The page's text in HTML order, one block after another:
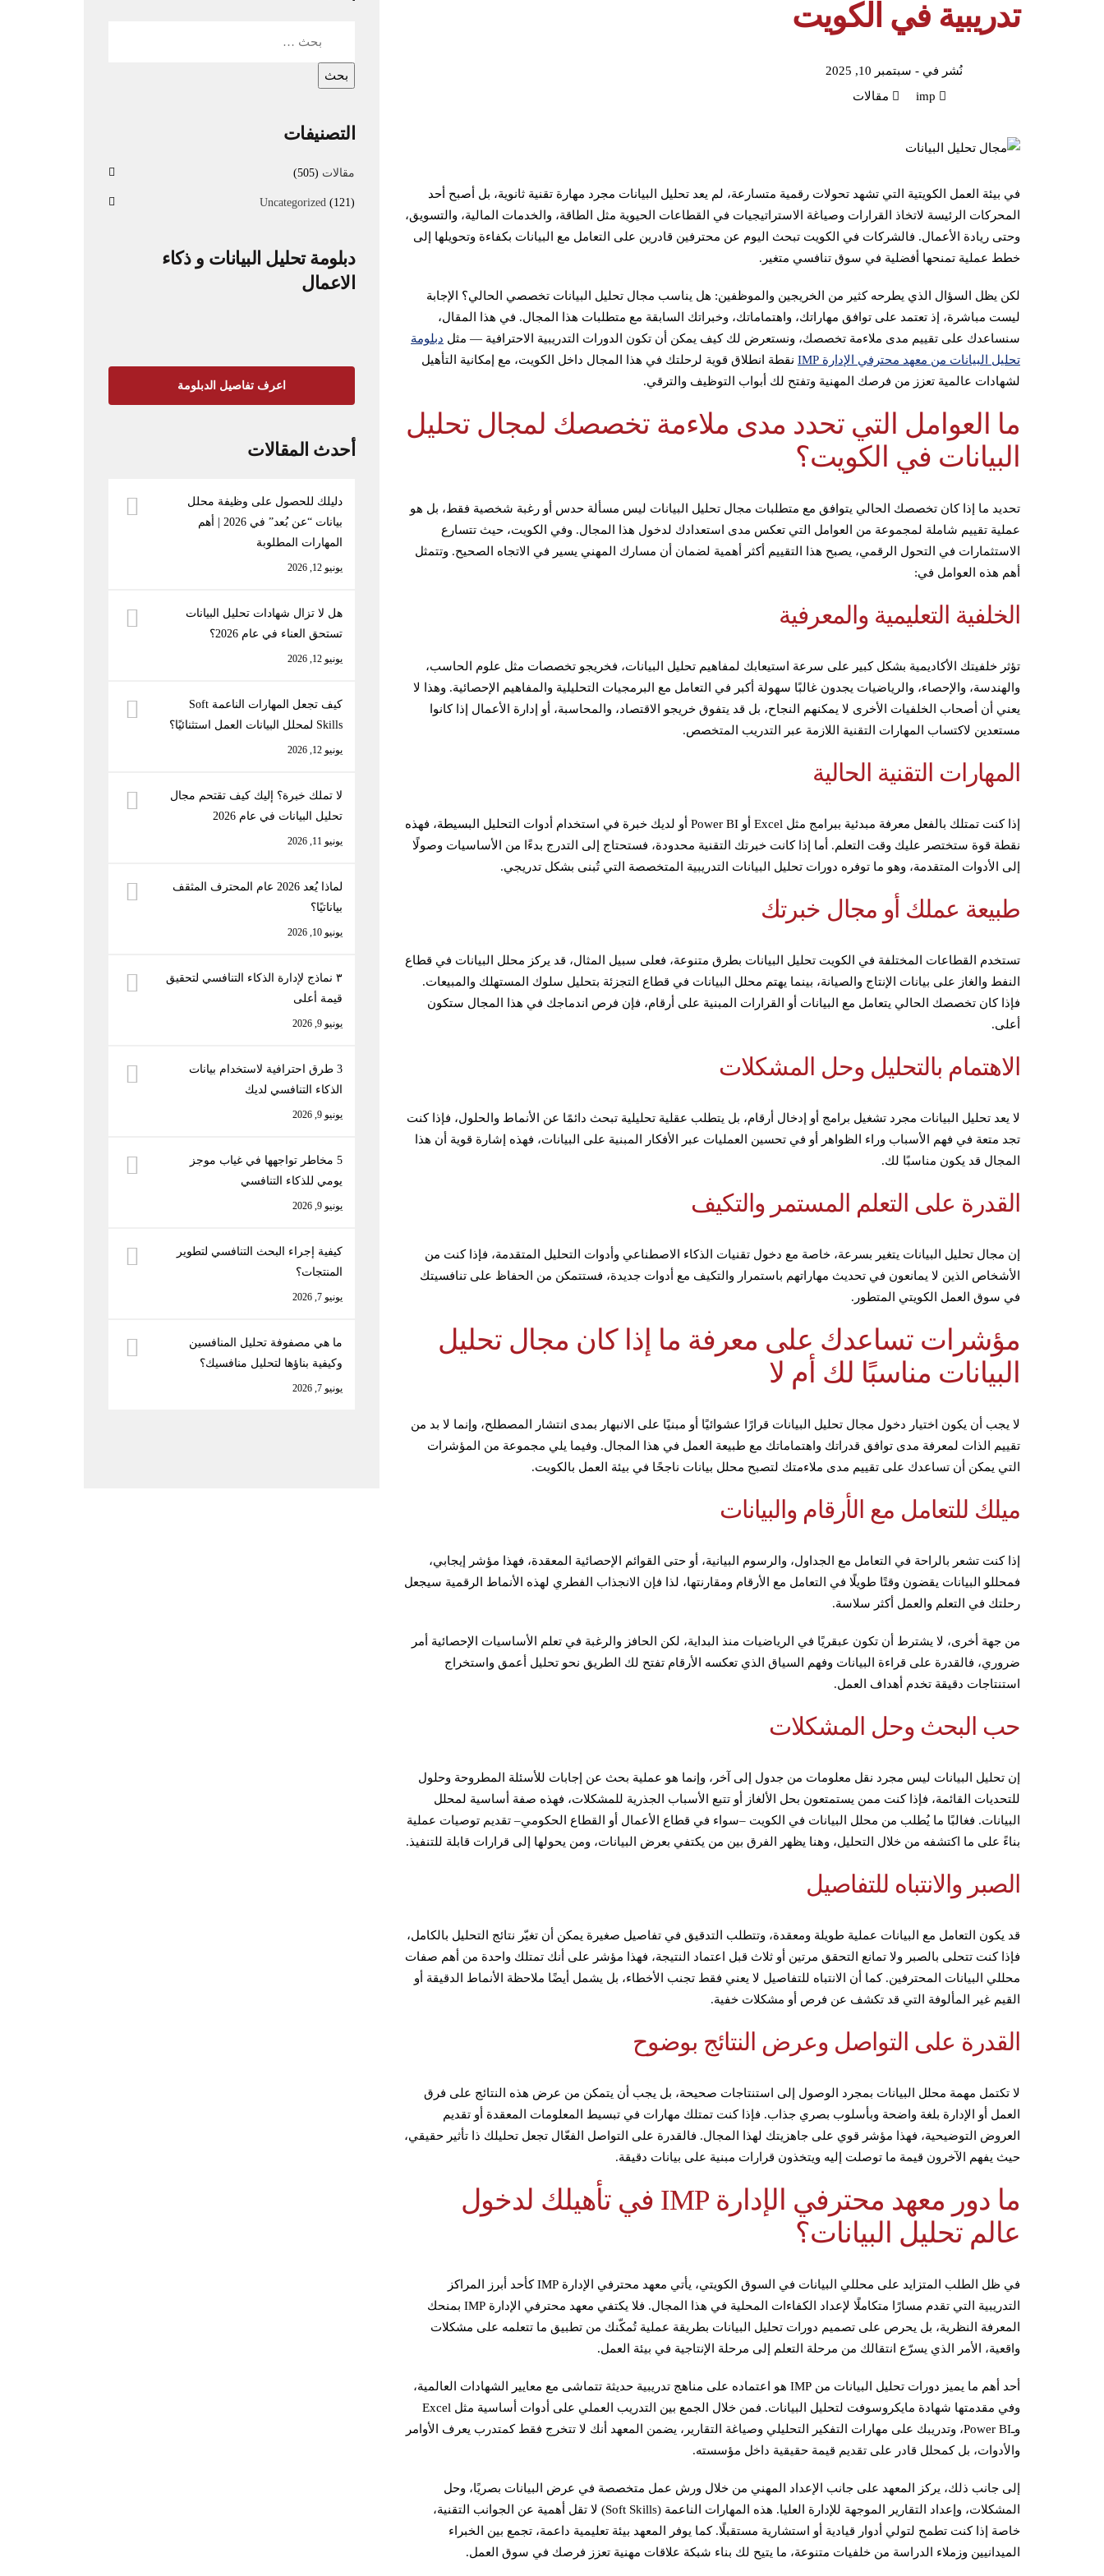
تدريبية في الكويت
نُشر في - سبتمبر 10, 2025
imp
مقالات
في بيئة العمل الكويتية التي تشهد تحولات رقمية متسارعة، لم يعد تحليل البيانات مجرد مهارة تقنية ثانوية، بل أصبح أحد
المحركات الرئيسة لاتخاذ القرارات وصياغة الاستراتيجيات في القطاعات الحيوية مثل الطاقة، والخدمات المالية، والتسويق،
وحتى ريادة الأعمال. فالشركات في الكويت تبحث اليوم عن محترفين قادرين على التعامل مع البيانات بكفاءة وتحويلها إلى
خطط عملية تمنحها أفضلية في سوق تنافسي متغير.
لكن يظل السؤال الذي يطرحه كثير من الخريجين والموظفين: هل يناسب مجال تحليل البيانات تخصصي الحالي؟ الإجابة
ليست مباشرة، إذ تعتمد على توافق مهاراتك، واهتماماتك، وخبراتك السابقة مع متطلبات هذا المجال. في هذا المقال،
سنساعدك على تقييم مدى ملاءمة تخصصك، ونستعرض لك كيف يمكن أن تكون الدورات التدريبية الاحترافية — مثل دبلومة
تحليل البيانات من معهد محترفي الإدارة IMP
نقطة انطلاق قوية لرحلتك في هذا المجال داخل الكويت، مع إمكانية التأهيل
لشهادات عالمية تعزز من فرصك المهنية وتفتح لك أبواب التوظيف والترقي.
ما العوامل التي تحدد مدى ملاءمة تخصصك لمجال تحليل
البيانات في الكويت؟
تحديد ما إذا كان تخصصك الحالي يتوافق مع متطلبات مجال تحليل البيانات ليس مسألة حدس أو رغبة شخصية فقط، بل هو
عملية تقييم شاملة لمجموعة من العوامل التي تعكس مدى استعدادك لدخول هذا المجال. وفي الكويت، حيث تتسارع
الاستثمارات في التحول الرقمي، يصبح هذا التقييم أكثر أهمية لضمان أن مسارك المهني يسير في الاتجاه الصحيح. وتتمثل
أهم هذه العوامل في:
الخلفية التعليمية والمعرفية
تؤثر خلفيتك الأكاديمية بشكل كبير على سرعة استيعابك لمفاهيم تحليل البيانات، فخريجو تخصصات مثل علوم الحاسب،
والهندسة، والإحصاء، والرياضيات يجدون غالبًا سهولة أكبر في التعامل مع البرمجيات التحليلية والمفاهيم الإحصائية. وهذا لا
يعني أن أصحاب الخلفيات الأخرى لا يمكنهم النجاح، بل قد يتفوق خريجو الاقتصاد، والمحاسبة، أو إدارة الأعمال إذا كانوا
مستعدين لاكتساب المهارات التقنية اللازمة عبر التدريب المتخصص.
المهارات التقنية الحالية
إذا كنت تمتلك بالفعل معرفة مبدئية ببرامج مثل Excel أو Power BI أو لديك خبرة في استخدام أدوات التحليل البسيطة، فهذه
نقطة قوة ستختصر عليك وقت التعلم. أما إذا كانت خبرتك التقنية محدودة، فستحتاج إلى التدرج بدءًا من الأساسيات وصولًا
إلى الأدوات المتقدمة، وهو ما توفره دورات تحليل البيانات التدريبية المتخصصة التي تُبنى بشكل تدريجي.
طبيعة عملك أو مجال خبرتك
تستخدم القطاعات المختلفة في الكويت تحليل البيانات بطرق متنوعة، فعلى سبيل المثال، قد يركز محلل البيانات في قطاع
النفط والغاز على بيانات الإنتاج والصيانة، بينما يهتم محلل البيانات في قطاع التجزئة بتحليل سلوك المستهلك والمبيعات.
فإذا كان تخصصك الحالي يتعامل مع البيانات أو القرارات المبنية على أرقام، فإن فرص اندماجك في هذا المجال ستكون
أعلى.
الاهتمام بالتحليل وحل المشكلات
لا يعد تحليل البيانات مجرد تشغيل برامج أو إدخال أرقام، بل يتطلب عقلية تحليلية تبحث دائمًا عن الأنماط والحلول، فإذا كنت
تجد متعة في فهم الأسباب وراء الظواهر أو في تحسين العمليات عبر الأفكار المبنية على البيانات، فهذه إشارة قوية أن هذا
المجال قد يكون مناسبًا لك.
القدرة على التعلم المستمر والتكيف
إن مجال تحليل البيانات يتغير بسرعة، خاصة مع دخول تقنيات الذكاء الاصطناعي وأدوات التحليل المتقدمة، فإذا كنت من
الأشخاص الذين لا يمانعون في تحديث مهاراتهم باستمرار والتكيف مع أدوات جديدة، فستتمكن من الحفاظ على تنافسيتك
في سوق العمل الكويتي المتطور.
مؤشرات تساعدك على معرفة ما إذا كان مجال تحليل
البيانات مناسبًا لك أم لا
لا يجب أن يكون اختيار دخول مجال تحليل البيانات قرارًا عشوائيًا أو مبنيًا على الانبهار بمدى انتشار المصطلح، وإنما لا بد من
تقييم الذات لمعرفة مدى توافق قدراتك واهتماماتك مع طبيعة العمل في هذا المجال. وفيما يلي مجموعة من المؤشرات
التي يمكن أن تساعدك على تقييم مدى ملاءمتك لتصبح محلل بيانات ناجحًا في بيئة العمل بالكويت.
ميلك للتعامل مع الأرقام والبيانات
إذا كنت تشعر بالراحة في التعامل مع الجداول، والرسوم البيانية، أو حتى القوائم الإحصائية المعقدة، فهذا مؤشر إيجابي،
فمحللو البيانات يقضون وقتًا طويلًا في التعامل مع الأرقام ومقارنتها، لذا فإن الانجذاب الفطري لهذه الأنماط الرقمية سيجعل
رحلتك في التعلم والعمل أكثر سلاسة.
من جهة أخرى، لا يشترط أن تكون عبقريًا في الرياضيات منذ البداية، لكن الحافز والرغبة في تعلم الأساسيات الإحصائية أمر
ضروري، فالقدرة على قراءة البيانات وفهم السياق الذي تعكسه الأرقام تفتح لك الطريق نحو تحليل أعمق واستخراج
استنتاجات دقيقة تخدم أهداف العمل.
حب البحث وحل المشكلات
إن تحليل البيانات ليس مجرد نقل معلومات من جدول إلى آخر، وإنما هو عملية بحث عن إجابات للأسئلة المطروحة وحلول
للتحديات القائمة، فإذا كنت ممن يستمتعون بحل الألغاز أو تتبع الأسباب الجذرية للمشكلات، فهذه صفة أساسية لمحلل
البيانات. فغالبًا ما يُطلب من محلل البيانات في الكويت –سواء في قطاع الأعمال أو القطاع الحكومي– تقديم توصيات عملية
بناءً على ما اكتشفه من خلال التحليل، وهنا يظهر الفرق بين من يكتفي بعرض البيانات، ومن يحولها إلى قرارات قابلة للتنفيذ.
الصبر والانتباه للتفاصيل
قد يكون التعامل مع البيانات عملية طويلة ومعقدة، وتتطلب التدقيق في تفاصيل صغيرة يمكن أن تغيّر نتائج التحليل بالكامل،
فإذا كنت تتحلى بالصبر ولا تمانع التحقق مرتين أو ثلاث قبل اعتماد النتيجة، فهذا مؤشر على أنك تمتلك واحدة من أهم صفات
محللي البيانات المحترفين. كما أن الانتباه للتفاصيل لا يعني فقط تجنب الأخطاء، بل يشمل أيضًا ملاحظة الأنماط الدقيقة أو
القيم غير المألوفة التي قد تكشف عن فرص أو مشكلات خفية.
القدرة على التواصل وعرض النتائج بوضوح
لا تكتمل مهمة محلل البيانات بمجرد الوصول إلى استنتاجات صحيحة، بل يجب أن يتمكن من عرض هذه النتائج على فرق
العمل أو الإدارة بلغة واضحة وبأسلوب بصري جذاب. فإذا كنت تمتلك مهارات في تبسيط المعلومات المعقدة أو تقديم
العروض التوضيحية، فهذا مؤشر قوي على جاهزيتك لهذا المجال. فالقدرة على التواصل الفعّال تجعل تحليلك ذا تأثير حقيقي،
حيث يفهم الآخرون قيمة ما توصلت إليه ويتخذون قرارات مبنية على بيانات دقيقة.
ما دور معهد محترفي الإدارة IMP في تأهيلك لدخول
عالم تحليل البيانات؟
في ظل الطلب المتزايد على محللي البيانات في السوق الكويتي، يأتي معهد محترفي الإدارة IMP كأحد أبرز المراكز
التدريبية التي تقدم مسارًا متكاملًا لإعداد الكفاءات المحلية في هذا المجال. فلا يكتفي معهد محترفي الإدارة IMP بمنحك
المعرفة النظرية، بل يحرص على تصميم دورات تحليل البيانات بطريقة عملية تُمكّنك من تطبيق ما تتعلمه على مشكلات
واقعية، الأمر الذي يسرّع انتقالك من مرحلة التعلم إلى مرحلة الإنتاجية في بيئة العمل.
أحد أهم ما يميز دورات تحليل البيانات من IMP هو اعتماده على مناهج تدريبية حديثة تتماشى مع معايير الشهادات العالمية،
وفي مقدمتها شهادة مايكروسوفت لتحليل البيانات. فمن خلال الجمع بين التدريب العملي على أدوات أساسية مثل Excel
وـPower BI، وتدريبك على مهارات التفكير التحليلي وصياغة التقارير، يضمن المعهد أنك لا تتخرج فقط كمتدرب يعرف الأوامر
والأدوات، بل كمحلل قادر على تقديم قيمة حقيقية داخل مؤسسته.
إلى جانب ذلك، يركز المعهد على جانب الإعداد المهني من خلال ورش عمل متخصصة في عرض البيانات بصريًا، وحل
المشكلات، وإعداد التقارير الموجهة للإدارة العليا. هذه المهارات الناعمة (Soft Skills) لا تقل أهمية عن الجوانب التقنية،
خاصة إذا كنت تطمح لتولي أدوار قيادية أو استشارية مستقبلًا. كما يوفر المعهد بيئة تعليمية داعمة، تجمع بين الخبراء
الميدانيين وزملاء الدراسة من خلفيات متنوعة، ما يتيح لك بناء شبكة علاقات مهنية تعزز فرصك في سوق العمل.
التصنيفات
مقالات (505)
Uncategorized (121)
دبلومة تحليل البيانات و ذكاء
الاعمال
اعرف تفاصيل الدبلومة
أحدث المقالات
دليلك للحصول على وظيفة محلل
بيانات “عن بُعد” في 2026 | أهم
المهارات المطلوبة
يونيو 12, 2026
هل لا تزال شهادات تحليل البيانات
تستحق العناء في عام 2026؟
يونيو 12, 2026
كيف تجعل المهارات الناعمة Soft
Skills لمحلل البيانات العمل استثنائيًا؟
يونيو 12, 2026
لا تملك خبرة؟ إليك كيف تقتحم مجال
تحليل البيانات في عام 2026
يونيو 11, 2026
لماذا يُعد 2026 عام المحترف المثقف
بياناتيًا؟
يونيو 10, 2026
٣ نماذج لإدارة الذكاء التنافسي لتحقيق
قيمة أعلى
يونيو 9, 2026
3 طرق احترافية لاستخدام بيانات
الذكاء التنافسي لديك
يونيو 9, 2026
5 مخاطر تواجهها في غياب موجز
يومي للذكاء التنافسي
يونيو 9, 2026
كيفية إجراء البحث التنافسي لتطوير
المنتجات؟
يونيو 7, 2026
ما هي مصفوفة تحليل المنافسين
وكيفية بناؤها لتحليل منافسيك؟
يونيو 7, 2026